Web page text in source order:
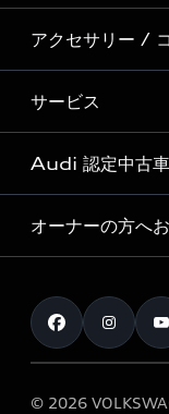
Audi Sport
Formula 1®
デジタルサービス
新車在庫検索
試乗車・展示車検索
見積り依頼
試乗予約
モデル一覧
特別仕様モデル / 限
e-tronラインアップ
価格シミュレーシ
車両比較
カタログ一覧
アクセサリー /
純正アクセサリー
オンラインショップ
Audi collection
アウディナビアプリ
サービス
サービス入庫予約
サービスプログラム
メンテナンス
車検 / 定期点検
e-tronアフターサ
Audi 認定中古車
Audi認定中古車
クオリティ
保証
メンテナンス
オーナーの方へ
お知らせ
オーナー様向けキャ
© 2026